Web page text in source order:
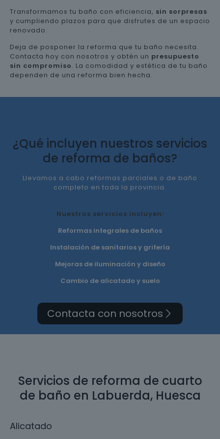
Transformamos tu baño con eficiencia, sin sorpresas
y cumpliendo plazos para que disfrutes de un espacio
renovado.
Deja de posponer la reforma que tu baño necesita.
Contacta hoy con nosotros y obtén un presupuesto
sin compromiso. La comodidad y estética de tu baño
dependen de una reforma bien hecha.
¿Qué incluyen nuestros servicios
de reforma de baños?
Llevamos a cabo reformas parciales o de baño
completo en toda la provincia.
Nuestros servicios incluyen:
Reformas integrales de baños
Instalación de sanitarios y grifería
Mejoras de iluminación y diseño
Cambio de alicatado y suelo
Contacta con nosotros
Servicios de reforma de cuarto
de baño en Labuerda, Huesca
Alicatado